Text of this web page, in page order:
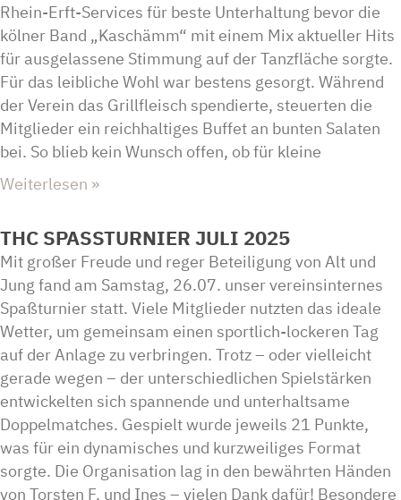
Rhein-Erft-Services für beste Unterhaltung bevor die
kölner Band „Kaschämm“ mit einem Mix aktueller Hits
für ausgelassene Stimmung auf der Tanzfläche sorgte.
Für das leibliche Wohl war bestens gesorgt. Während
der Verein das Grillfleisch spendierte, steuerten die
Mitglieder ein reichhaltiges Buffet an bunten Salaten
bei. So blieb kein Wunsch offen, ob für kleine
Weiterlesen »
THC SPASSTURNIER JULI 2025
Mit großer Freude und reger Beteiligung von Alt und
Jung fand am Samstag, 26.07. unser vereinsinternes
Spaßturnier statt. Viele Mitglieder nutzten das ideale
Wetter, um gemeinsam einen sportlich-lockeren Tag
auf der Anlage zu verbringen. Trotz – oder vielleicht
gerade wegen – der unterschiedlichen Spielstärken
entwickelten sich spannende und unterhaltsame
Doppelmatches. Gespielt wurde jeweils 21 Punkte,
was für ein dynamisches und kurzweiliges Format
sorgte. Die Organisation lag in den bewährten Händen
von Torsten F. und Ines – vielen Dank dafür! Besondere